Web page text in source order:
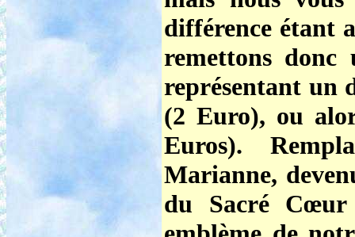
différence étant
remettons
représentant un
(2 Euro), ou
Euros).
Marianne,
du Sacré